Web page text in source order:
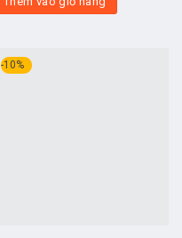
-10%